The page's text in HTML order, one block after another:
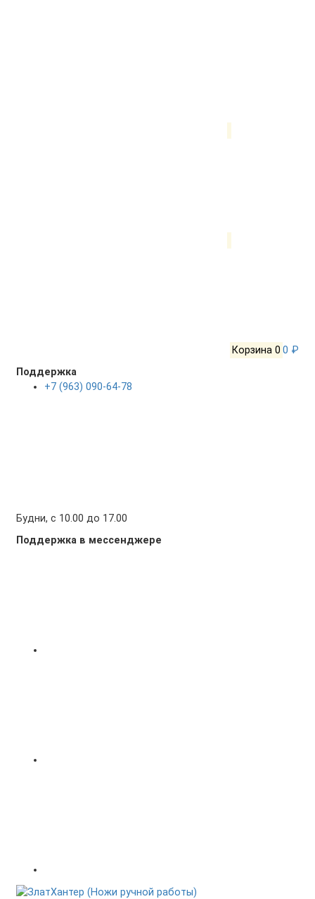
Корзина 0 0 ₽
Поддержка
+7 (963) 090-64-78
Будни, с 10.00 до 17.00
Поддержка в мессенджере